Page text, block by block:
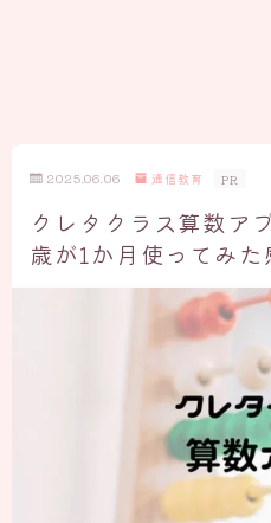
2025.06.06 通信教育 PR
クレタクラス算数ア
歳が1か月使ってみた